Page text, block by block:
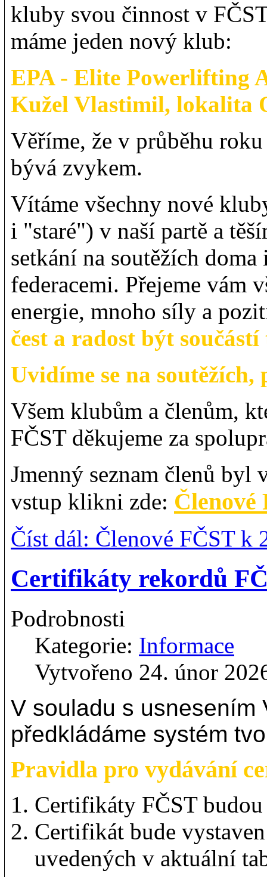
kluby svou činnost v
máme jeden nový klub:
EPA - Elite Powerlifting
Kužel Vlastimil, lokalita
Věříme, že v průběhu
bývá zvykem.
Vítáme všechny nové
i "staré") v naší partě a
setkání na soutěžích
federacemi. Přejeme vám
energie, mnoho síly a
čest a radost být
Uvidíme se na soutěžích,
Všem klubům a členům,
FČST děkujeme za
Jmenný seznam členů byl
vstup klikni zde: Členové
Číst dál: Členové FČST k
Certifikáty rekordů
Podrobnosti
Kategorie: Informace
Vytvořeno 24. únor
V souladu s usnesením
předkládáme systém
Pravidla pro vydávání
Certifikáty FČST
Certifikát bude
uvedených v aktuální